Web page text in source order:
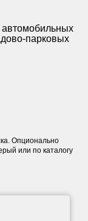
автомобильных
парковых
Опционально
или по каталогу